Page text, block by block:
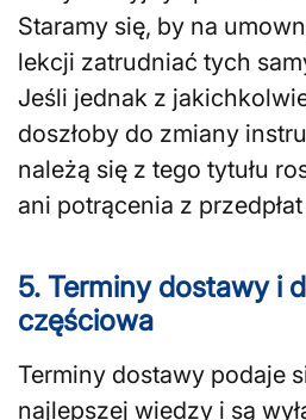
Staramy się, by na
lekcji zatrudniać tych
Jeśli jednak z
doszłoby do zmiany
należą się z tego tytułu
ani potrącenia z
5. Terminy dostawy i
częściowa
Terminy dostawy podaje
najlepszej wiedzy i są